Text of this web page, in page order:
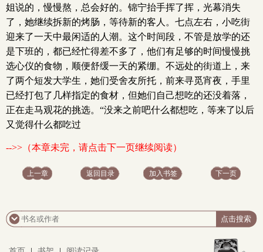
姐说的，慢慢熬，总会好的。锦宁抬手挥了挥，光幕消失
了，她继续拆新的烤肠，等待新的客人。七点左右，小吃街
迎来了一天中最闲适的人潮。这个时间段，不管是放学的还
是下班的，都已经忙得差不多了，他们有足够的时间慢慢挑
选心仪的食物，顺便舒缓一天的紧绷。不远处的街道上，来
了两个短发大学生，她们受舍友所托，前来寻觅宵夜，手里
已经打包了几样指定的食材，但她们自己想吃的还没着落，
正在走马观花的挑选。“没来之前吧什么都想吃，等来了以后
又觉得什么都吃过
-->>（本章未完，请点击下一页继续阅读）
上一章 返回目录 加入书签 下一页